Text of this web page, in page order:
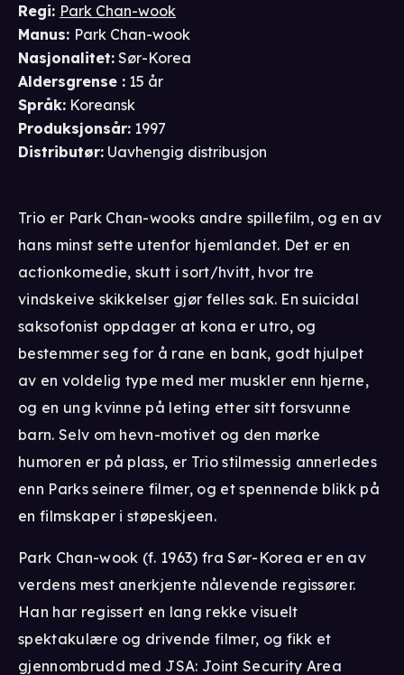
Regi: Park Chan-wook
Manus: Park Chan-wook
Nasjonalitet: Sør-Korea
Aldersgrense : 15 år
Språk: Koreansk
Produksjonsår: 1997
Distributør: Uavhengig distribusjon
Trio er Park Chan-wooks andre spillefilm, og en av
hans minst sette utenfor hjemlandet. Det er en
actionkomedie, skutt i sort/hvitt, hvor tre
vindskeive skikkelser gjør felles sak. En suicidal
saksofonist oppdager at kona er utro, og
bestemmer seg for å rane en bank, godt hjulpet
av en voldelig type med mer muskler enn hjerne,
og en ung kvinne på leting etter sitt forsvunne
barn. Selv om hevn-motivet og den mørke
humoren er på plass, er Trio stilmessig annerledes
enn Parks seinere filmer, og et spennende blikk på
en filmskaper i støpeskjeen.
Park Chan-wook (f. 1963) fra Sør-Korea er en av
verdens mest anerkjente nålevende regissører.
Han har regissert en lang rekke visuelt
spektakulære og drivende filmer, og fikk et
gjennombrudd med JSA: Joint Security Area